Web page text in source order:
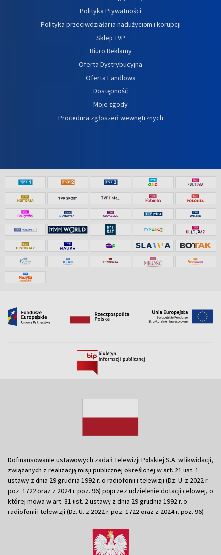
Polityka Prywatności
Polityka przeciwdziałania nadużyciom i korupcji
Sklep TVP
Biuro Reklamy
Oferta Dystrybucyjna
Oferta Handlowa
Dostępność
Moje zgody
Procedura zgłoszeń wewnętrznych
Dofinansowanie ustawowych zadań Telewizji Polskiej S.A. w likwidacji,
związanych z realizacją misji publicznej określonej w art. 21 ust. 1
ustawy z dnia 29 grudnia 1992 r. o radiofonii i telewizji (Dz. U. z 2022 r.
poz. 1722 oraz z 2024 r. poz. 96) poprzez udzielenie dotacji celowej, o
której mowa w art. 31 ust. 2 ustawy z dnia 29 grudnia 1992 r. o
radiofonii i telewizji (Dz. U. z 2022 r. poz. 1722 oraz z 2024 r. poz. 96)